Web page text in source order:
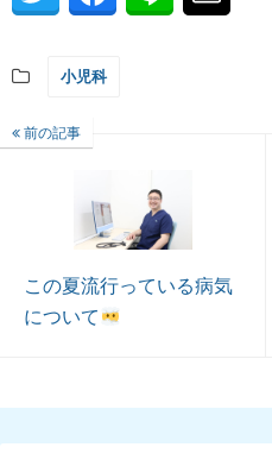
小児科
前の記事
この夏流行っている病気
について